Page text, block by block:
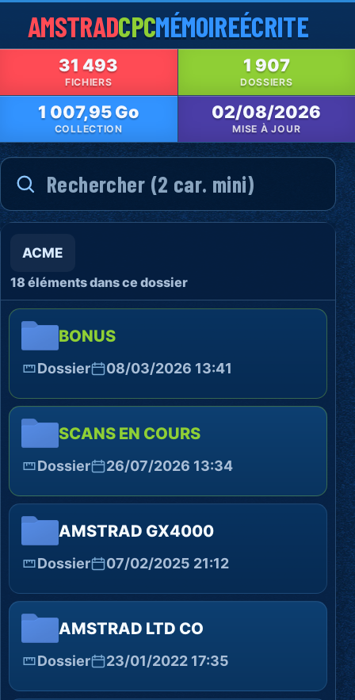
AMSTRADCPCMÉMOIREÉCRITE
31 493
FICHIERS
1 907
DOSSIERS
1 007,95 Go
COLLECTION
02/08/2026
MISE À JOUR
ACME
18 éléments dans ce dossier
BONUS
Dossier 08/03/2026 13:41
SCANS EN COURS
Dossier 26/07/2026 13:34
AMSTRAD GX4000
Dossier 07/02/2025 21:12
AMSTRAD LTD CO
Dossier 23/01/2022 17:35